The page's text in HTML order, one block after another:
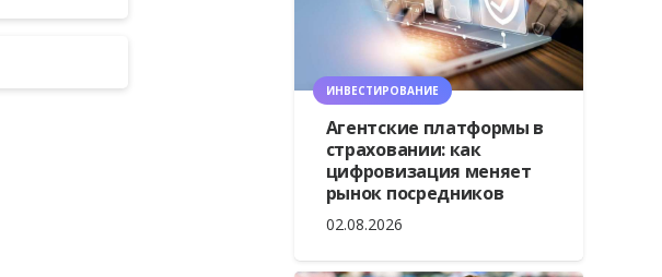
ИНВЕСТИРОВАНИЕ
Агентские платформы в
страховании: как
цифровизация меняет
рынок посредников
02.08.2026